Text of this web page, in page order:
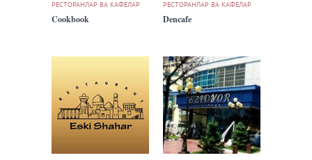
РЕСТОРАНЛАР ВА КАФЕЛАР
Cookbook
РЕСТОРАНЛАР ВА КАФЕЛАР
Dencafe